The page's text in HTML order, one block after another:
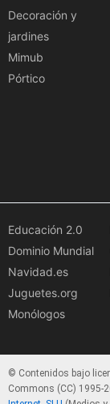
Decoración y
jardines
Mimub
Pórtico
Educación 2.0
Dominio Mundial
Navidad.es
Juguetes.org
Monólogos
© Contenidos bajo
Commons (CC) 1995-